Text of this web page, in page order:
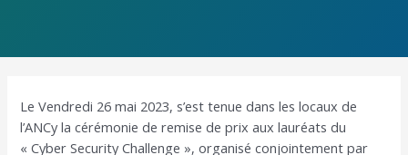
Le Vendredi 26 mai 2023, s’est tenue dans les locaux de
l’ANCy la cérémonie de remise de prix aux lauréats du
« Cyber Security Challenge », organisé conjointement par
l’article